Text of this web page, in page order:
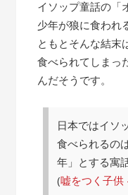
話”
イソップ童話の「
少年が狼に食われ
ともとそんな結末
食べられてしまっ
んだそうです。
日本ではイソ
食べられるの
年」とする寓
(嘘をつく子供